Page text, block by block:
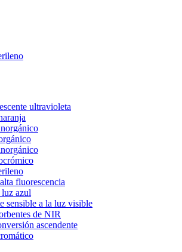
ultravioleta
fluorescencia
azul
sensible a la luz visible
de NIR
ascendente